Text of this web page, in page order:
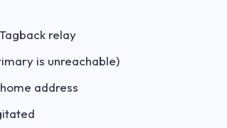
relay
is unreachable)
address